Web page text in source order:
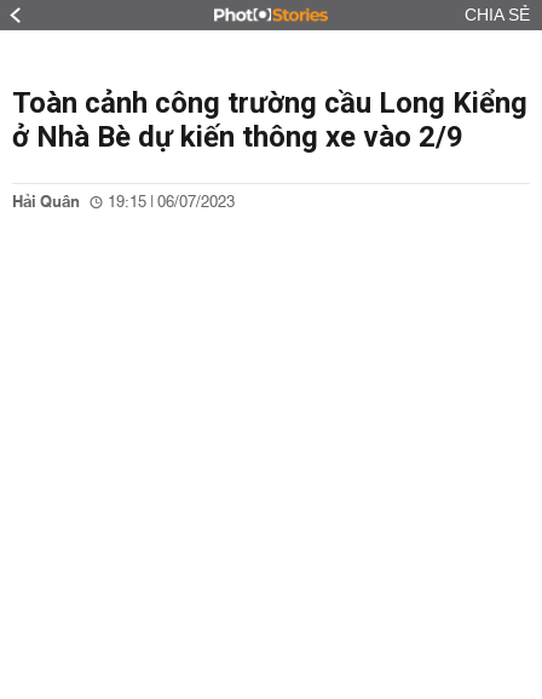
CHIA SẺ
Toàn cảnh công trường cầu Long Kiểng
ở Nhà Bè dự kiến thông xe vào 2/9
Hải Quân 19:15 | 06/07/2023